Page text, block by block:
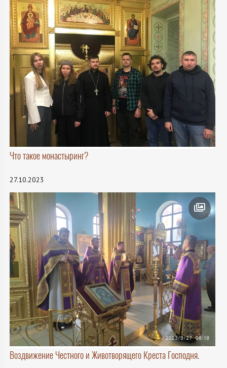
Что такое монастыринг?
27.10.2023
Воздвижение Честного и Животворящего Креста Господня.